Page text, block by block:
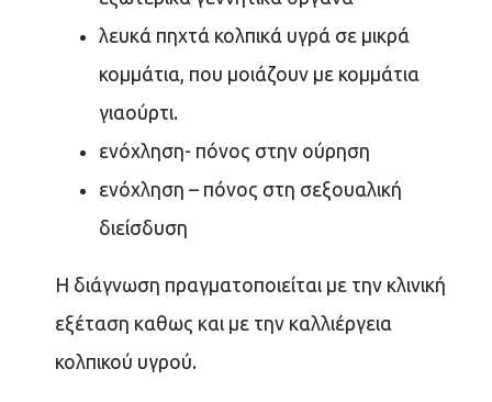
λευκά πηχτά κολπικά υγρά σε μικρά
κομμάτια, που μοιάζουν με κομμάτια
γιαούρτι.
ενόχληση- πόνος στην ούρηση
ενόχληση – πόνος στη σεξουαλική
διείσδυση
Η διάγνωση πραγματοποιείται με την κλινική
εξέταση καθως και με την καλλιέργεια
κολπικού υγρού.